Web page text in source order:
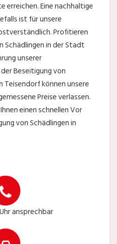
erreichen. Eine nachhaltige
ist für unsere
Profitieren
Schädlingen in der Stadt
unserer
Beseitigung von
Teisendorf können unsere
Preise verlassen.
einen schnellen Vor
von Schädlingen in
ansprechbar